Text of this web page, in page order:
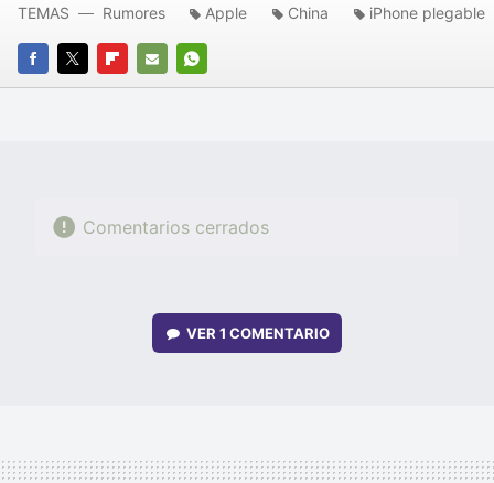
FACEBOOK
TWITTERFLIPBOARD
E-
WHATSAPP
TEMAS Rumores Apple China iPhone plegable
Comentarios cerrados
VER 1 COMENTARIO